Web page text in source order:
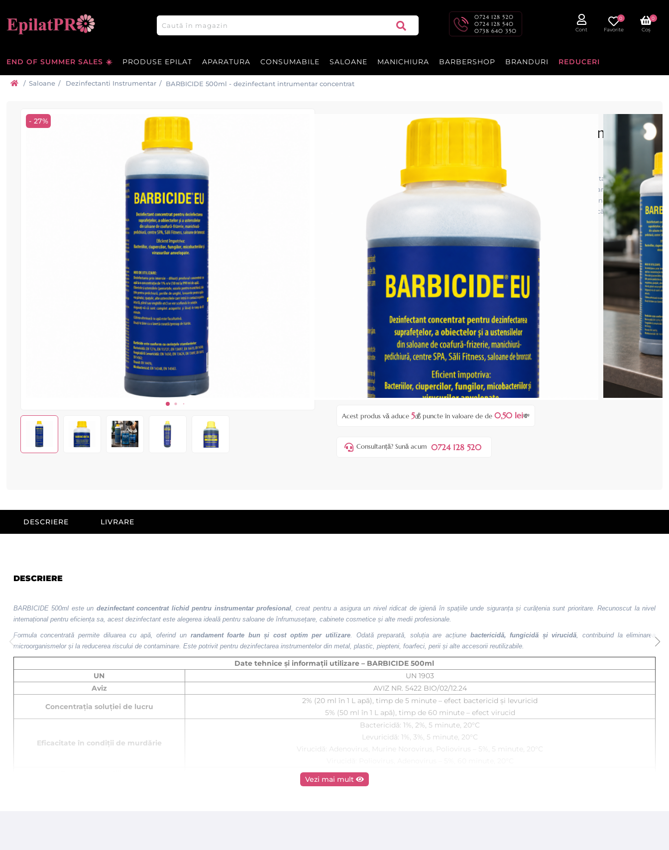
0724 128 520
0724 128 540
0738 640 350
Cont Favorite
0
Coș
0
END OF SUMMER SALES ☀️ PRODUSE EPILAT APARATURA CONSUMABILE SALOANE MANICHIURA BARBERSHOP BRANDURI REDUCERI
/ Saloane / Dezinfectanti Instrumentar / BARBICIDE 500ml - dezinfectant intrumentar concentrat
- 27%
BARBICIDE 500ml - dezinfectant intrumentar
concentrat
BARBICIDE 500ml este un dezinfectant concentrat profesional pentru instrumentar, ideal pentru
igienizarea eficientă a instrumentelor și suprafețelor. Formula sa cu spectru larg are acțiune
bactericidă, fungicidă și virucidă, fiind potrivită pentru saloane și spații unde igiena este esențială.
Se diluează ușor și oferă un randament excelent, fiind o soluție sigură și economică pentru
EBB01
75,00 lei Preț: 54,90 lei
ADAUGĂ ÎN COȘ
Favorite
Acest produs vă aduce 5💰 puncte în valoare de de0,50 lei💸
Consultanță? Sună acum 0724 128 520
DESCRIERE LIVRARE
DESCRIERE
BARBICIDE 500ml este un dezinfectant concentrat lichid pentru instrumentar profesional , creat pentru a asigura un nivel ridicat de igienă în spațiile unde siguranța și curățenia sunt prioritare. Recunoscut la nivel
internațional pentru eficiența sa, acest dezinfectant este alegerea ideală pentru saloane de înfrumusețare, cabinete cosmetice și alte medii profesionale.
Formula concentrată permite diluarea cu apă, oferind un randament foarte bun și cost optim per utilizare. Odată preparată, soluția are acțiune bactericidă, fungicidă și virucidă , contribuind la eliminarea
microorganismelor și la reducerea riscului de contaminare. Este potrivit pentru dezinfectarea instrumentelor din metal, plastic, piepteni, foarfeci, perii și alte accesorii reutilizabile.
Date tehnice și informații utilizare – BARBICIDE 500ml
UN
UN 1903
Aviz
AVIZ NR. 5422 BIO/02/12.24
Concentrația soluției de lucru
2% (20 ml în 1 L apă), timp de 5 minute – efect bactericid și levuricid
5% (50 ml în 1 L apă), timp de 60 minute – efect virucid
Eficacitate în condiții de murdărie
Bactericidă: 1%, 2%, 5 minute, 20°C
Levuricidă: 1%, 3%, 5 minute, 20°C
Virucidă: Adenovirus, Murine Norovirus, Poliovirus – 5%, 5 minute, 20°C
Recomandat pentru saloane de frizerie-coafură, manichiură-pedichiură, centre wellness și bronzare.
Nu este destinat suprafețelor care vin în contact cu alimente, băuturi sau furaje.
Vezi mai mult